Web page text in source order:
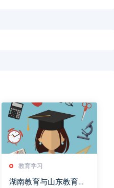
教育学习
湖南教育与山东教育实